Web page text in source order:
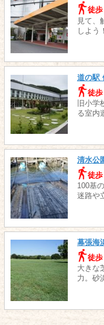
徒
見て、
しよう！
道の駅
徒
旧小
る室内
清水公
徒
100基
迷路や
幕張海
徒
大きな
力。砂